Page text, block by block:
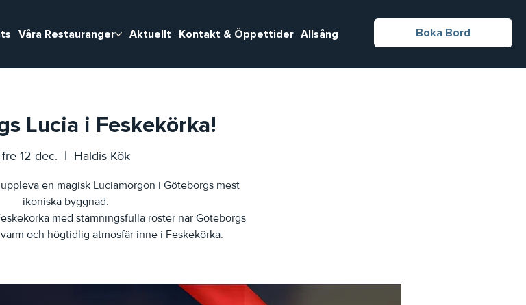
Våra Restauranger Aktuellt Kontakt & Öppettider Allsång Boka Bord
Lucia i Feskekörka!
fre 12 dec.
  |
Haldis Kök
en magisk Luciamorgon i Göteborgs mest
ikoniska byggnad.
med stämningsfulla röster när Göteborgs
och högtidlig atmosfär inne i Feskekörka.